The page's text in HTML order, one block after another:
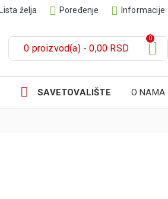
Lista želja Poređenje Informacije
0 proizvod(a) - 0,00 RSD
0
SAVETOVALIŠTE O NAMA